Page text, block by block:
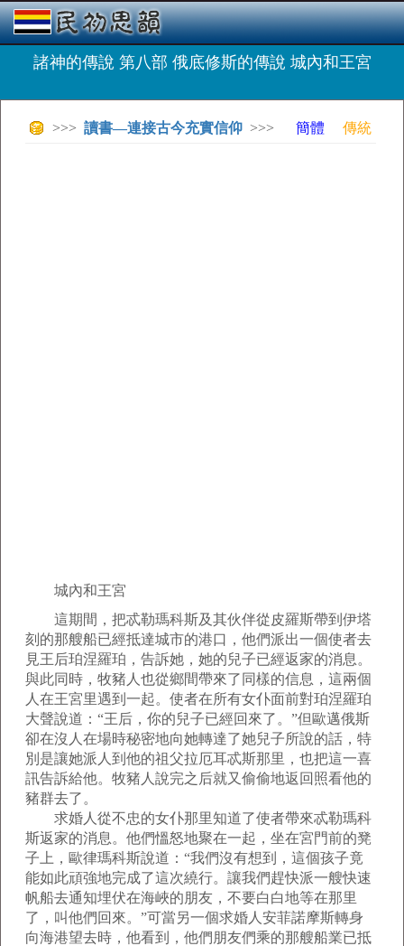
諸神的傳說 第八部 俄底修斯的傳說 城內和王宮
>>> 讀書—連接古今充實信仰 >>> 簡體 傳統
城內和王宮
這期間，把忒勒瑪科斯及其伙伴從皮羅斯帶到伊塔
刻的那艘船已經抵達城市的港口，他們派出一個使者去
見王后珀涅羅珀，告訴她，她的兒子已經返家的消息。
與此同時，牧豬人也從鄉間帶來了同樣的信息，這兩個
人在王宮里遇到一起。使者在所有女仆面前對珀涅羅珀
大聲說道：“王后，你的兒子已經回來了。”但歐邁俄斯
卻在沒人在場時秘密地向她轉達了她兒子所說的話，特
別是讓她派人到他的祖父拉厄耳忒斯那里，也把這一喜
訊告訴給他。牧豬人說完之后就又偷偷地返回照看他的
豬群去了。
求婚人從不忠的女仆那里知道了使者帶來忒勒瑪科
斯返家的消息。他們慍怒地聚在一起，坐在宮門前的凳
子上，歐律瑪科斯說道：“我們沒有想到，這個孩子竟
能如此頑強地完成了這次繞行。讓我們趕快派一艘快速
帆船去通知埋伏在海峽的朋友，不要白白地等在那里
了，叫他們回來。”可當另一個求婚人安菲諾摩斯轉身
向海港望去時，他看到，他們朋友們乘的那艘船業已抵